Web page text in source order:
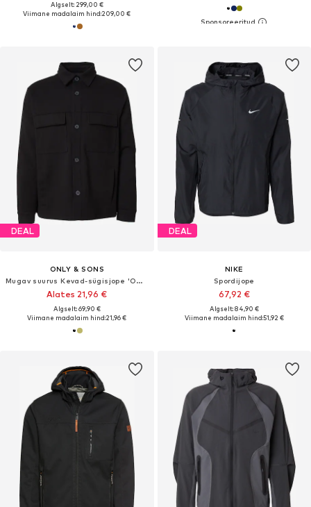
Algselt: 299,00 €
Viimane madalaim hind:209,00 €
DEAL
ONLY & SONS
Mugav suurus Kevad-sügisjope 'ONSNEWKODYL'
Alates 21,96 €
Algselt: 69,90 €
Viimane madalaim hind:21,96 €
DEAL
NIKE
Spordijope
67,92 €
Algselt: 84,90 €
Viimane madalaim hind:51,92 €